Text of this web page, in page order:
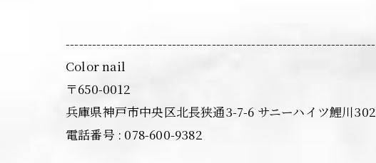
----------------------------------------------------------------------
Color nail
〒650-0012
兵庫県神戸市中央区北長狭通3-7-6 サニーハイツ鯉川302
電話番号 : 078-600-9382